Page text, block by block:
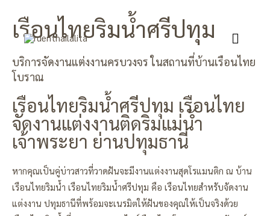
MAIN
MENU
เรือนไทยริมน้ำศรีปทุม
บริการจัดงานแต่งงานครบวงจร ในสถานที่บ้านเรือนไทย
โบราณ
เรือนไทยริมน้ำศรีปทุม เรือนไทย
จัดงานแต่งงานติดริมแม่น้ำ
เจ้าพระยา ย่านปทุมธานี
หากคุณเป็นคู่บ่าวสาวที่วาดฝันจะมีงานแต่งงานสุดโรแมนติก ณ บ้าน
เรือนไทยริมน้ำ เรือนไทยริมน้ำศรีปทุม คือ เรือนไทยสำหรับจัดงาน
แต่งงาน ปทุมธานีที่พร้อมจะเนรมิตให้ฝันของคุณให้เป็นจริงด้วย